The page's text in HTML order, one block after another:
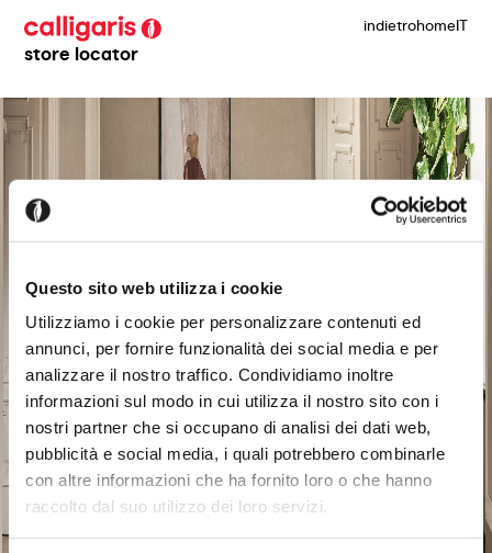
Questo sito web utilizza i cookie
Utilizziamo i cookie per personalizzare contenuti ed
annunci, per fornire funzionalità dei social media e per
analizzare il nostro traffico. Condividiamo inoltre
informazioni sul modo in cui utilizza il nostro sito con i
nostri partner che si occupano di analisi dei dati web,
pubblicità e social media, i quali potrebbero combinarle
con altre informazioni che ha fornito loro o che hanno
raccolto dal suo utilizzo dei loro servizi.
store locator
indietrohomeIT